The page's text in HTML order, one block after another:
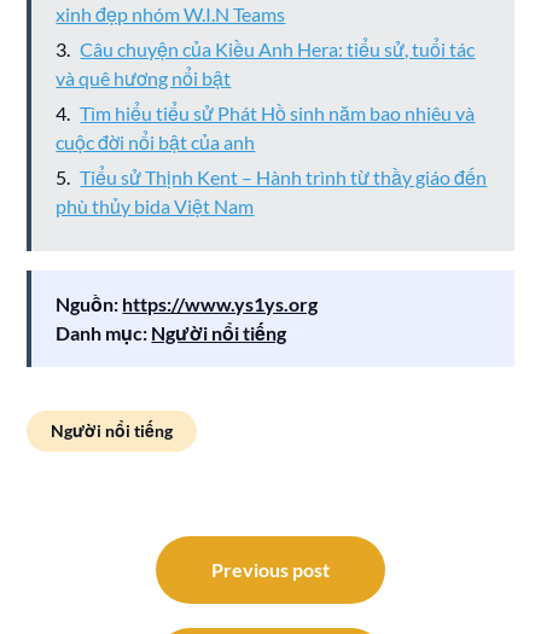
xinh đẹp nhóm W.I.N Teams
Câu chuyện của Kiều Anh Hera: tiểu sử, tuổi tác
và quê hương nổi bật
Tìm hiểu tiểu sử Phát Hồ sinh năm bao nhiêu và
cuộc đời nổi bật của anh
Tiểu sử Thịnh Kent – Hành trình từ thầy giáo đến
phù thủy bida Việt Nam
Nguồn: https://www.ys1ys.org
Danh mục: Người nổi tiếng
Người nổi tiếng
Previous post